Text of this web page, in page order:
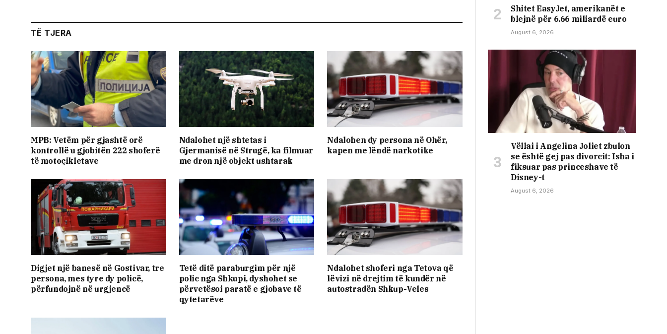
TË TJERA
MPB: Vetëm për gjashtë orë
kontrollë u gjobitën 222 shoferë
të motoçikletave
Ndalohet një shtetas i
Gjermanisë në Strugë, ka filmuar
me dron një objekt ushtarak
Ndalohen dy persona në Ohër,
kapen me lëndë narkotike
Digjet një banesë në Gostivar, tre
persona, mes tyre dy policë,
përfundojnë në urgjencë
Tetë ditë paraburgim për një
polic nga Shkupi, dyshohet se
përvetësoi paratë e gjobave të
qytetarëve
Ndalohet shoferi nga Tetova që
lëvizi në drejtim të kundër në
autostradën Shkup-Veles
Shitet EasyJet, amerikanët e
blejnë për 6.66 miliardë euro
August 6, 2026
Vëllai i Angelina Joliet zbulon
se është gej pas divorcit: Isha i
fiksuar pas princeshave të
Disney-t
August 6, 2026